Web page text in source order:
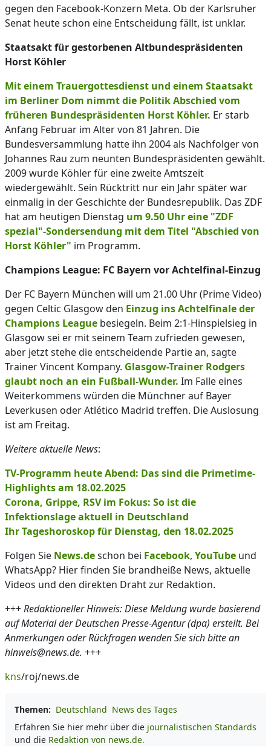
gegen den Facebook-Konzern Meta. Ob der Karlsruher
Senat heute schon eine Entscheidung fällt, ist unklar.
Staatsakt für gestorbenen Altbundespräsidenten
Horst Köhler
Mit einem Trauergottesdienst und einem Staatsakt
im Berliner Dom nimmt die Politik Abschied vom
früheren Bundespräsidenten Horst Köhler. Er starb
Anfang Februar im Alter von 81 Jahren. Die
Bundesversammlung hatte ihn 2004 als Nachfolger von
Johannes Rau zum neunten Bundespräsidenten gewählt.
2009 wurde Köhler für eine zweite Amtszeit
wiedergewählt. Sein Rücktritt nur ein Jahr später war
einmalig in der Geschichte der Bundesrepublik. Das ZDF
hat am heutigen Dienstag um 9.50 Uhr eine "ZDF
spezial"-Sondersendung mit dem Titel "Abschied von
Horst Köhler" im Programm.
Champions League: FC Bayern vor Achtelfinal-Einzug
Der FC Bayern München will um 21.00 Uhr (Prime Video)
gegen Celtic Glasgow den Einzug ins Achtelfinale der
Champions League besiegeln. Beim 2:1-Hinspielsieg in
Glasgow sei er mit seinem Team zufrieden gewesen,
aber jetzt stehe die entscheidende Partie an, sagte
Trainer Vincent Kompany. Glasgow-Trainer Rodgers
glaubt noch an ein Fußball-Wunder. Im Falle eines
Weiterkommens würden die Münchner auf Bayer
Leverkusen oder Atlético Madrid treffen. Die Auslosung
ist am Freitag.
Weitere aktuelle News:
TV-Programm heute Abend: Das sind die Primetime-
Highlights am 18.02.2025
Corona, Grippe, RSV im Fokus: So ist die
Infektionslage aktuell in Deutschland
Ihr Tageshoroskop für Dienstag, den 18.02.2025
Folgen Sie News.deschon bei Facebook, YouTube und
WhatsApp? Hier finden Sie brandheiße News, aktuelle
Videos und den direkten Draht zur Redaktion.
+++Redaktioneller Hinweis: Diese Meldung wurde basierend
auf Material der Deutschen Presse-Agentur (dpa) erstellt. Bei
Anmerkungen oder Rückfragen wenden Sie sich bitte an
hinweis@news.de. +++
kns/roj/news.de
Themen: Deutschland News des Tages
Erfahren Sie hier mehr über die journalistischen Standards
und die Redaktion von news.de.